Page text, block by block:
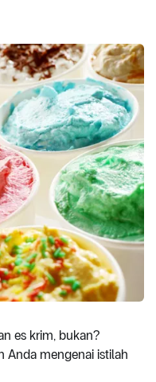
es krim, bukan?
Anda mengenai istilah